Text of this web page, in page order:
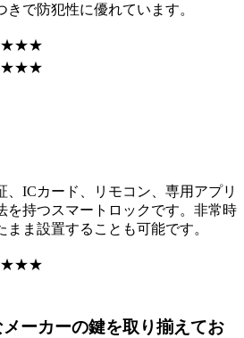
で防犯性に優れています。
、ICカード、リモコン、専用アプリ
を持つスマートロックです。非常時
ま設置することも可能です。
ーカーの鍵を取り揃えてお